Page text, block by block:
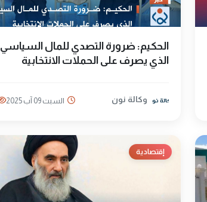
الحكيم: ضرورة التصدي للمال السياسي
الذي يصرف على الحملات الانتخابية
وكالة نون السبت 09 آب 2025
إقتصادية